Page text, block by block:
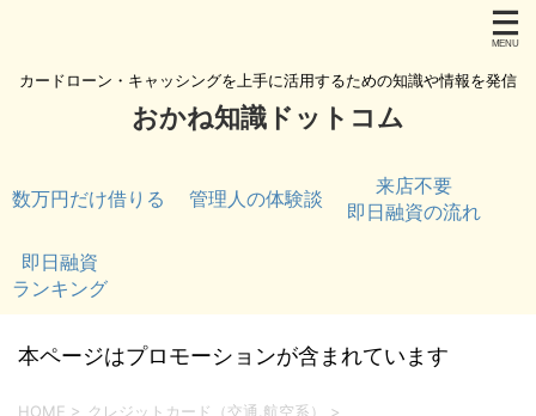
カードローン・キャッシングを上手に活用するための知識や情報を発信
おかね知識ドットコム
数万円だけ借りる 管理人の体験談
来店不要
即日融資の流れ
即日融資
ランキング
本ページはプロモーションが含まれています
HOME > クレジットカード（交通.航空系）
>